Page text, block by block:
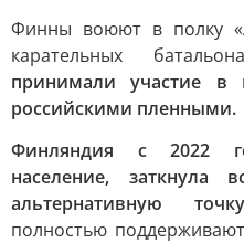
Финны воюют в полку
карательных
принимали участие в
российскими пленными.
Финляндия с 2022
население, заткнула
альтернативную
полностью